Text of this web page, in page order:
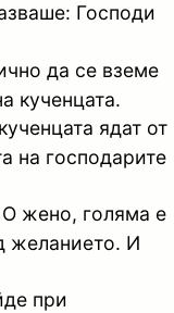
Господи
да се вземе
кученцата.
ядат от
на господарите
О жено, голяма е
желанието. И
при